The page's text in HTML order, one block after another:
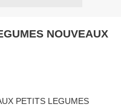
NOUVEAUX